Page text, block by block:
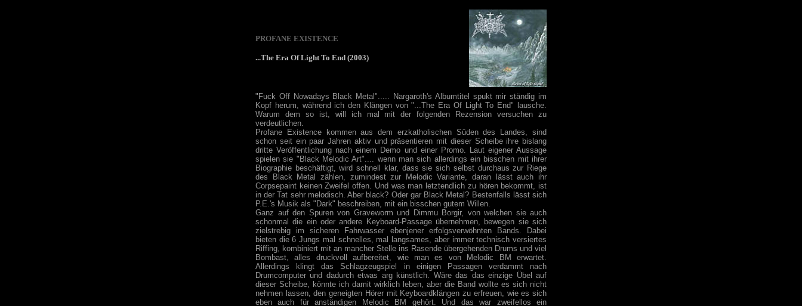
PROFANE EXISTENCE
...The Era Of Light To End (2003)
"Fuck Off Nowadays Black Metal"..... Nargaroth's Albumtitel spukt mir ständig im
Kopf herum, während ich den Klängen von "...The Era Of Light To End" lausche.
Warum dem so ist, will ich mal mit der folgenden Rezension versuchen zu
verdeutlichen.
Profane Existence kommen aus dem erzkatholischen Süden des Landes, sind
schon seit ein paar Jahren aktiv und präsentieren mit dieser Scheibe ihre bislang
dritte Veröffentlichung nach einem Demo und einer Promo. Laut eigener Aussage
spielen sie "Black Melodic Art".... wenn man sich allerdings ein bisschen mit ihrer
Biographie beschäftigt, wird schnell klar, dass sie sich selbst durchaus zur Riege
des Black Metal zählen, zumindest zur Melodic Variante, daran lässt auch ihr
Corpsepaint keinen Zweifel offen. Und was man letztendlich zu hören bekommt, ist
in der Tat sehr melodisch. Aber black? Oder gar Black Metal? Bestenfalls lässt sich
P.E.'s Musik als "Dark" beschreiben, mit ein bisschen gutem Willen.
Ganz auf den Spuren von Graveworm und Dimmu Borgir, von welchen sie auch
schonmal die ein oder andere Keyboard-Passage übernehmen, bewegen sie sich
zielstrebig im sicheren Fahrwasser ebenjener erfolgsverwöhnten Bands. Dabei
bieten die 6 Jungs mal schnelles, mal langsames, aber immer technisch versiertes
Riffing, kombiniert mit an mancher Stelle ins Rasende übergehenden Drums und viel
Bombast, alles druckvoll aufbereitet, wie man es von Melodic BM erwartet.
Allerdings klingt das Schlagzeugspiel in einigen Passagen verdammt nach
Drumcomputer und dadurch etwas arg künstlich. Wäre das das einzige Übel auf
dieser Scheibe, könnte ich damit wirklich leben, aber die Band wollte es sich nicht
nehmen lassen, den geneigten Hörer mit Keyboardklängen zu erfreuen, wie es sich
eben auch für anständigen Melodic BM gehört. Und das war zweifellos ein